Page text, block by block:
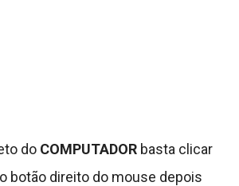
do COMPUTADOR basta clicar
botão direito do mouse depois